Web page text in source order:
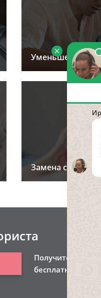
Уменьшение
Замена
Получите
бесплатно